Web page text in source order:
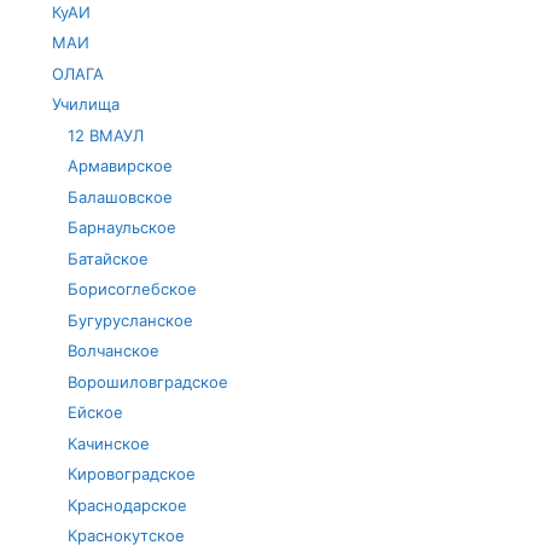
КуАИ
МАИ
ОЛАГА
Училища
12 ВМАУЛ
Армавирское
Балашовское
Барнаульское
Батайское
Борисоглебское
Бугурусланское
Волчанское
Ворошиловградское
Ейское
Качинское
Кировоградское
Краснодарское
Краснокутское